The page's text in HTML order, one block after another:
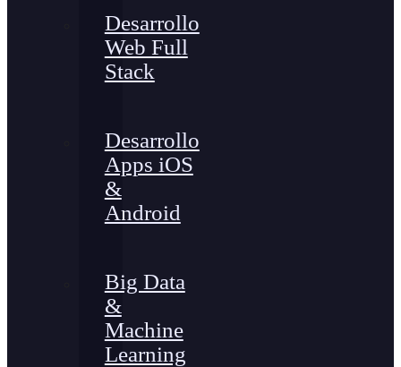
Desarrollo
Web Full
Stack
Desarrollo
Apps iOS
&
Android
Big Data
&
Machine
Learning